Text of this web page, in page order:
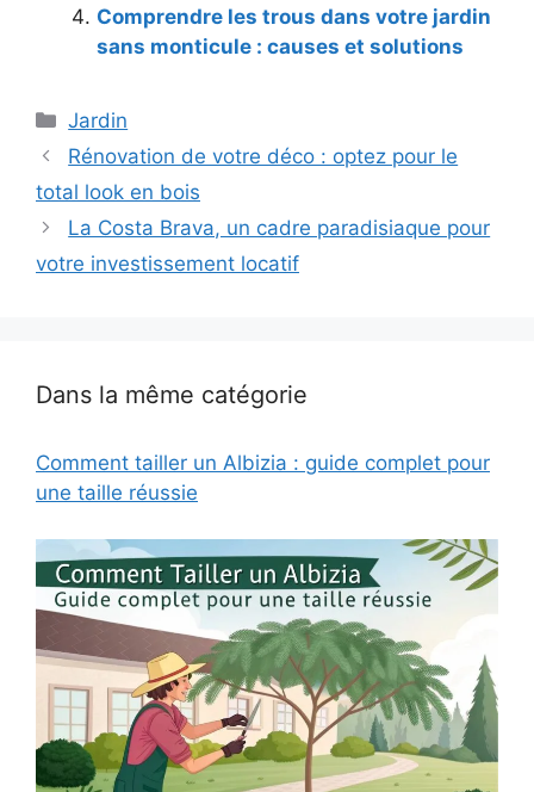
Comprendre les trous dans votre jardin
sans monticule : causes et solutions
Catégories
Jardin
Rénovation de votre déco : optez pour le
total look en bois
La Costa Brava, un cadre paradisiaque pour
votre investissement locatif
Dans la même catégorie
Comment tailler un Albizia : guide complet pour
une taille réussie